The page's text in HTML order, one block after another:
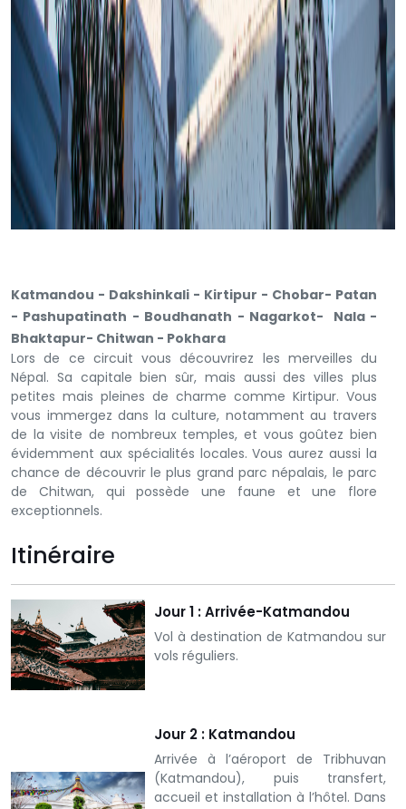
Katmandou - Dakshinkali - Kirtipur - Chobar- Patan
- Pashupatinath - Boudhanath - Nagarkot- Nala -
Bhaktapur- Chitwan - Pokhara
Lors de ce circuit vous découvrirez les merveilles du
Népal. Sa capitale bien sûr, mais aussi des villes plus
petites mais pleines de charme comme Kirtipur. Vous
vous immergez dans la culture, notamment au travers
de la visite de nombreux temples, et vous goûtez bien
évidemment aux spécialités locales. Vous aurez aussi la
chance de découvrir le plus grand parc népalais, le parc
de Chitwan, qui possède une faune et une flore
exceptionnels.
Itinéraire
Jour 1 : Arrivée-Katmandou
Vol à destination de Katmandou sur
vols réguliers.
Jour 2 : Katmandou
Arrivée à l’aéroport de Tribhuvan
(Katmandou), puis transfert,
accueil et installation à l’hôtel. Dans